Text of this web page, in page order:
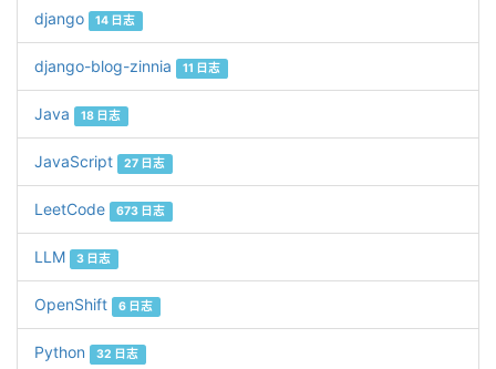
django 14 日志
django-blog-zinnia 11 日志
Java 18 日志
JavaScript 27 日志
LeetCode 673 日志
LLM 3 日志
OpenShift 6 日志
Python 32 日志